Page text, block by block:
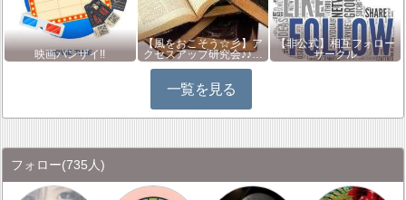
映画バンザイ!!
【風をおこそう☆彡】ア
クセスアップ研究会♪♪…
【非公式】相互フォロー
サークル
一覧を見る
フォロー(735人)